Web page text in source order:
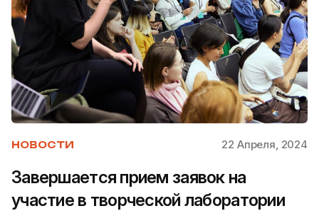
НОВОСТИ 22 Апреля, 2024
Завершается прием заявок на
участие в творческой лаборатории